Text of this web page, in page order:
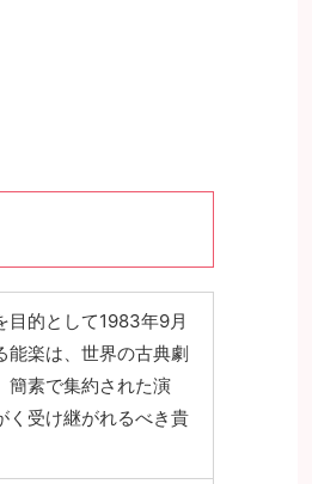
目的として1983年9月
能楽は、世界の古典劇
簡素で集約された演
く受け継がれるべき貴